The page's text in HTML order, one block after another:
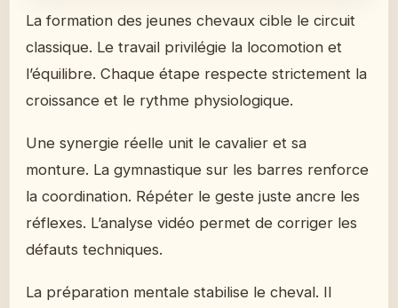
La formation des jeunes chevaux cible le circuit
classique. Le travail privilégie la locomotion et
l’équilibre. Chaque étape respecte strictement la
croissance et le rythme physiologique.
Une synergie réelle unit le cavalier et sa
monture. La gymnastique sur les barres renforce
la coordination. Répéter le geste juste ancre les
réflexes. L’analyse vidéo permet de corriger les
défauts techniques.
La préparation mentale stabilise le cheval. Il